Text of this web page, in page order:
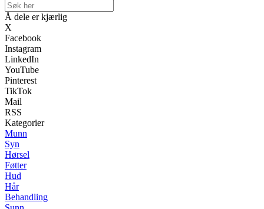
Å dele er kjærlig
X
Facebook
Instagram
LinkedIn
YouTube
Pinterest
TikTok
Mail
RSS
Kategorier
Munn
Syn
Hørsel
Føtter
Hud
Hår
Behandling